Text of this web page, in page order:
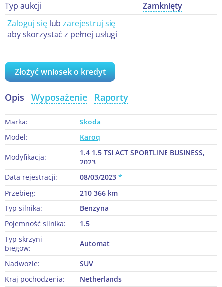
Typ aukcji
Zamknięty
Zaloguj się lub zarejestruj się
aby skorzystać z pełnej usługi
Złożyć wniosek o kredyt
Opis Wyposażenie Raporty
Marka:
Skoda
Model:
Karoq
Modyfikacja:
1.4 1.5 TSI ACT SPORTLINE BUSINESS,
2023
Data rejestracji:
08/03/2023
Przebieg:
210 366 km
Typ silnika:
Benzyna
Pojemność silnika:
1.5
Typ skrzyni
biegów:
Automat
Nadwozie:
SUV
Kraj pochodzenia:
Netherlands